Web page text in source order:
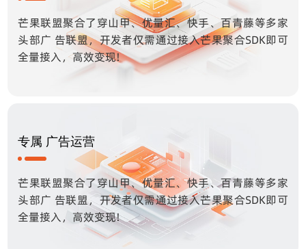
芒果联盟聚合了穿山甲、优量汇、快手、百青藤等多家
头部广 告联盟，开发者仅需通过接入芒果聚合SDK即可
全量接入，高效变现!
专属 广告运营
芒果联盟聚合了穿山甲、优量汇、快手、百青藤等多家
头部广 告联盟，开发者仅需通过接入芒果聚合SDK即可
全量接入，高效变现!